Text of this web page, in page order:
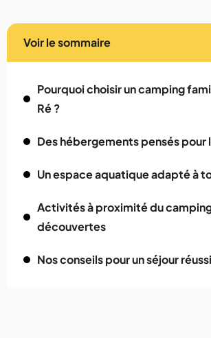
Voir le sommaire
Pourquoi choisir un camping
Ré ?
Des hébergements pensés pour
Un espace aquatique adapté à
Activités à proximité du
découvertes
Nos conseils pour un séjour